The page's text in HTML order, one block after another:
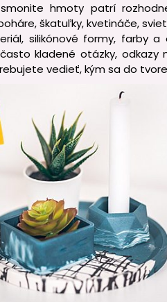
hmoty patrí
škatuľky, kvetináče,
silikónové formy, farby
kladené otázky, odkazy
vedieť, kým sa do